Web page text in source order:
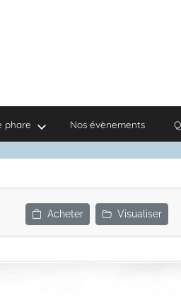
phare Nos évènements
Acheter Visualiser